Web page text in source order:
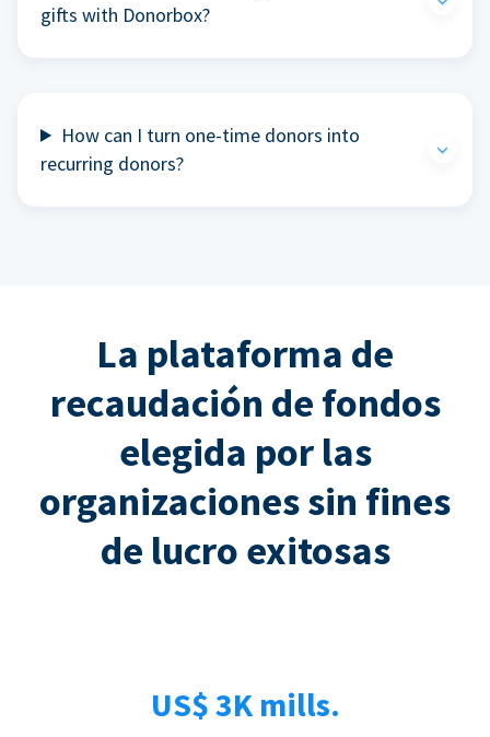
gifts with Donorbox?
How can I turn one-time donors into
recurring donors?
La plataforma de
recaudación de fondos
elegida por las
organizaciones sin fines
de lucro exitosas
US$ 3K mills.